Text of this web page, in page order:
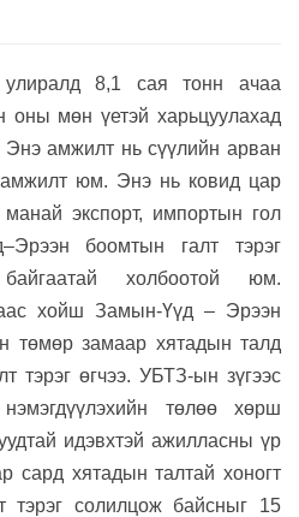
8,1 сая тонн ачаа
оны мөн үетэй харьцуулахад
амжилт нь сүүлийн арван
амжилт юм. Энэ нь ковид цар
экспорт, импортын гол
боомтын галт тэрэг
холбоотой юм.
хойш Замын-Үүд – Эрээн
төмөр замаар хятадын талд
тэрэг өгчээ. УБТЗ-ын зүгээс
төлөө хөрш
идэвхтэй ажилласны үр
сард хятадын талтай хоногт
тэрэг солилцож байсныг 15